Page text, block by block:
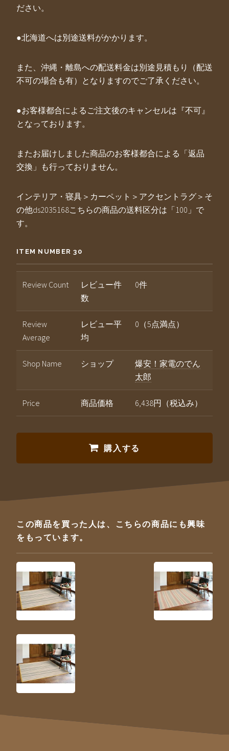
ださい。
●北海道へは別途送料がかかります。
また、沖縄・離島への配送料金は別途見積もり（配送
不可の場合も有）となりますのでご了承ください。
●お客様都合によるご注文後のキャンセルは『不可』
となっております。
またお届けしました商品のお客様都合による「返品
交換」も行っておりません。
インテリア・寝具＞カーペット＞アクセントラグ＞そ
の他ds2035168こちらの商品の送料区分は「100」で
す。
ITEM NUMBER 30
Review Count
レビュー件
数
0件
Review
Average
レビュー平
均
0（5点満点）
Shop Name ショップ
爆安！家電のでん
太郎
Price 商品価格 6,438円（税込み）
購入する
この商品を買った人は、こちらの商品にも興味
をもっています。